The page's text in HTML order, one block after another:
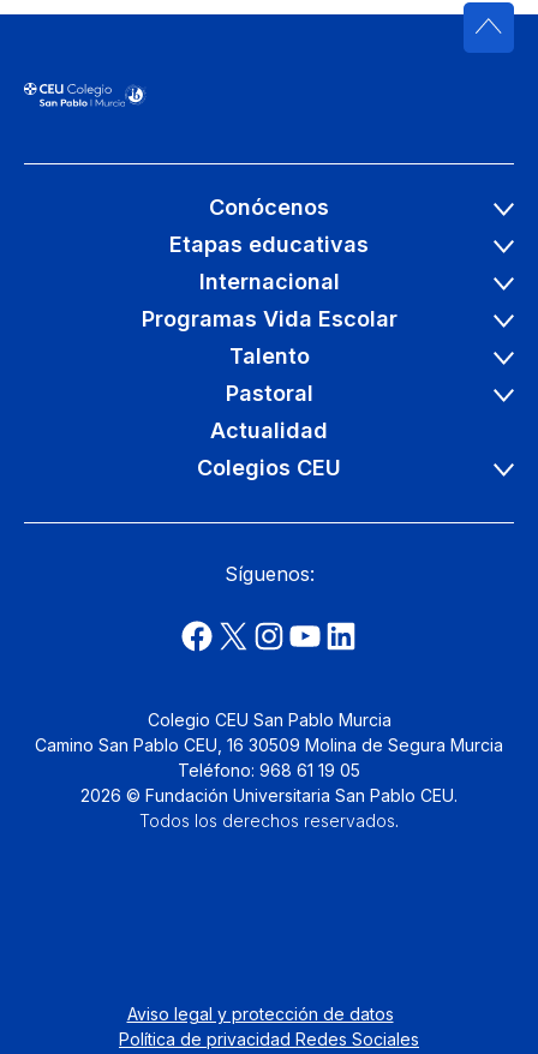
Conócenos
Etapas educativas
Internacional
Programas Vida Escolar
Talento
Pastoral
Actualidad
Colegios CEU
Síguenos:
Colegio CEU San Pablo Murcia
Camino San Pablo CEU, 16 30509 Molina de Segura Murcia
Teléfono: 968 61 19 05
2026 © Fundación Universitaria San Pablo CEU.
Todos los derechos reservados.
Aviso legal y protección de datos
Política de privacidad Redes Sociales